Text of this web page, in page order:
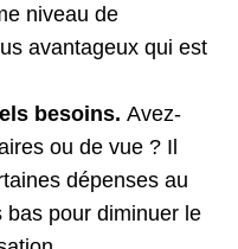
niveau de
avantageux qui est
besoins. Avez-
ou de vue ? Il
dépenses au
bas pour diminuer le